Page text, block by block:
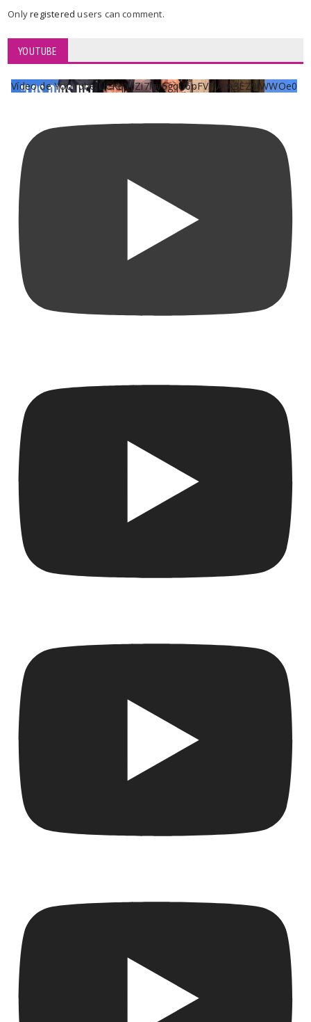
Onlyregisteredusers can comment.
YOUTUBE
Vídeo de YouTube UCKqYjiZi7lzy6gqU6pFVFiA_A3EZ9JWWOe0